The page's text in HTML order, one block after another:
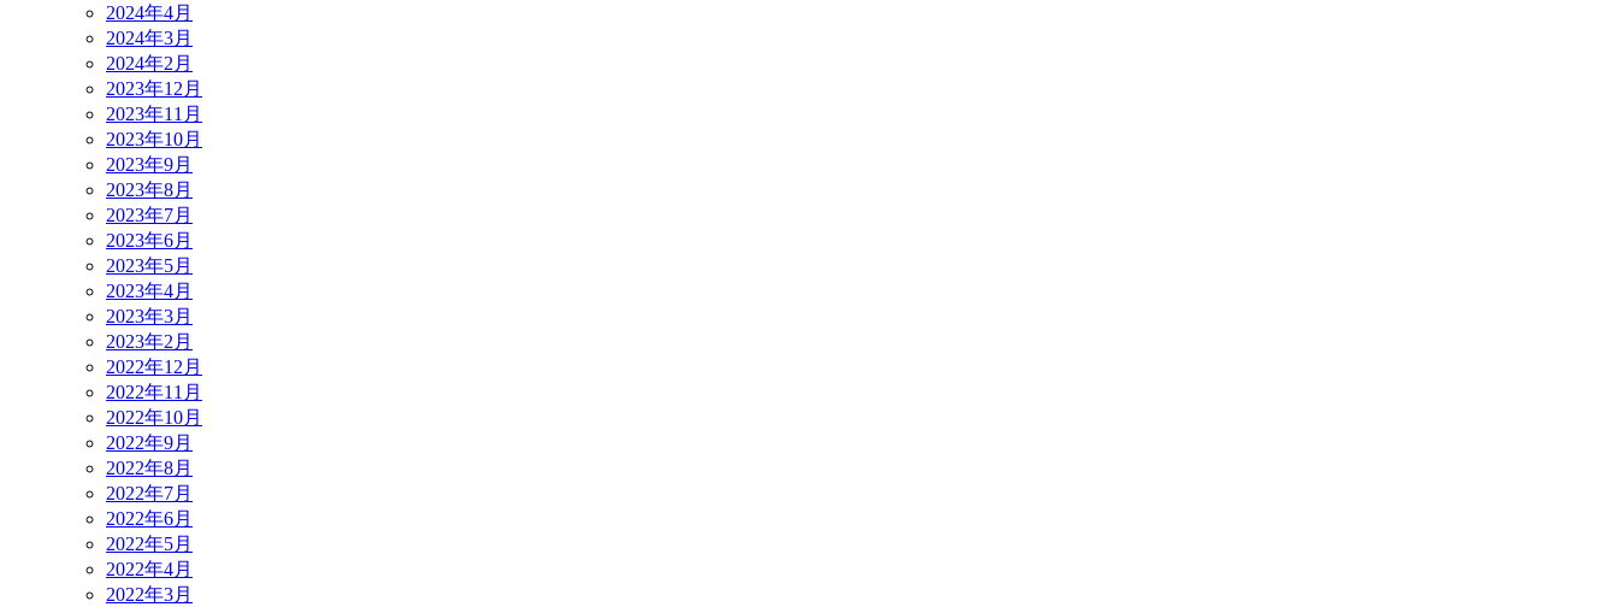
2024年4月
2024年3月
2024年2月
2023年12月
2023年11月
2023年10月
2023年9月
2023年8月
2023年7月
2023年6月
2023年5月
2023年4月
2023年3月
2023年2月
2022年12月
2022年11月
2022年10月
2022年9月
2022年8月
2022年7月
2022年6月
2022年5月
2022年4月
2022年3月